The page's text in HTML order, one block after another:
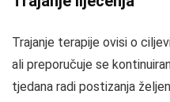
Trajanje terapije ovisi o
ali preporučuje se
tjedana radi postizanja